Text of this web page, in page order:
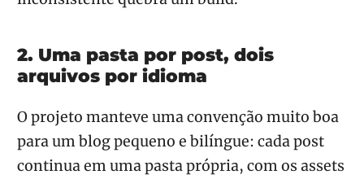
2. Uma pasta por post, dois
arquivos por idioma
O projeto manteve uma convenção muito boa
para um blog pequeno e bilíngue: cada post
continua em uma pasta própria, com os assets